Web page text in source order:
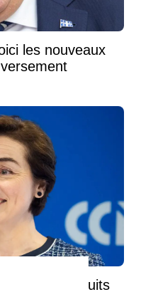
les nouveaux
tous les produits